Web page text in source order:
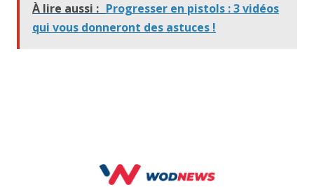
À lire aussi : Progresser en pistols : 3 vidéos
qui vous donneront des astuces !